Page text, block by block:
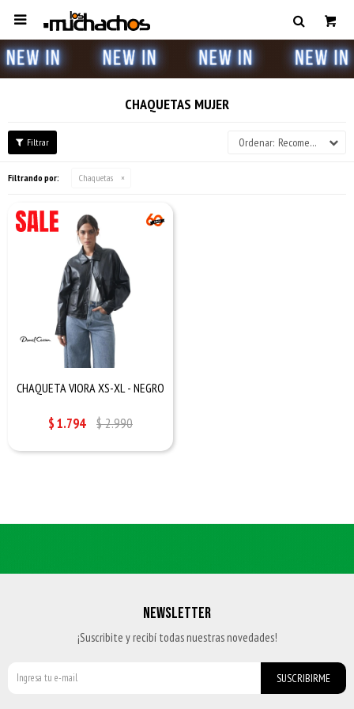

CHAQUETAS MUJER
Recomendados
Filtrando por: Chaquetas
CHAQUETA VIORA XS-XL - NEGRO
$1.794 $2.990
NEWSLETTER
¡Suscribite y recibí todas nuestras novedades!
SUSCRIBIRME